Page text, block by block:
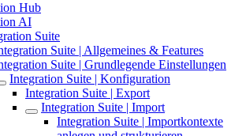
Hub
AI
Suite
Suite | Allgemeines & Features
Suite | Grundlegende Einstellungen
Integration Suite | Konfiguration
Integration Suite | Export
Integration Suite | Import
Integration Suite | Importkontexte